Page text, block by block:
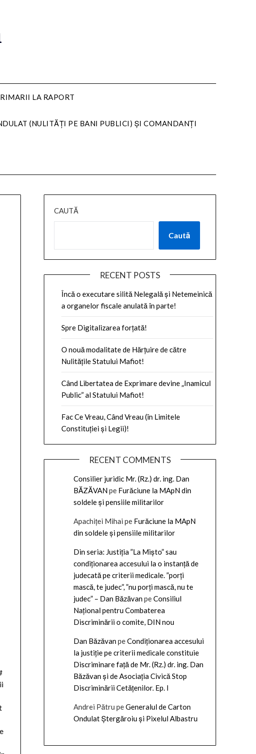
LA RAPORT
(NULITĂȚI PE BANI PUBLICI) ȘI COMANDANȚI
CAUTĂ
Caută
RECENT POSTS
Încă o executare silită Nelegală și Netemeinică
a organelor fiscale anulată în parte!
Spre Digitalizarea forțată!
O nouă modalitate de Hărțuire de către
Nulitățile Statului Mafiot!
Când Libertatea de Exprimare devine „Inamicul
Public” al Statului Mafiot!
Fac Ce Vreau, Când Vreau (în Limitele
Constituției și Legii)!
RECENT COMMENTS
Consilier juridic Mr. (Rz.) dr. ing. Dan
BĂZĂVANpe Furăciune la MApN din
soldele și pensiile militarilor
Apachiței Mihai pe Furăciune la MApN
din soldele și pensiile militarilor
Din seria: Justiția ”La Mișto” sau
condiționarea accesului la o instanță de
judecată pe criterii medicale. ”porți
mască, te judec”, ”nu porți mască, nu te
judec” – Dan BăzăvanpeConsiliul
Național pentru Combaterea
Discriminării o comite, DIN nou
Dan BăzăvanpeCondiționarea accesului
la justiție pe criterii medicale constituie
Discriminare față de Mr. (Rz.) dr. ing. Dan
Băzăvan și de Asociația Civică Stop
Discriminării Cetățenilor. Ep. I
Andrei Pătru peGeneralul de Carton
Ondulat Ștergăroiu și Pixelul Albastru